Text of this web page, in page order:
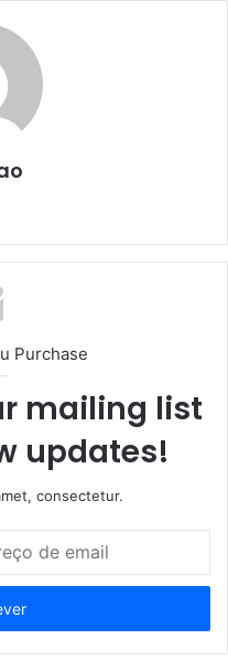
Purchase
mailing list
updates!
consectetur.